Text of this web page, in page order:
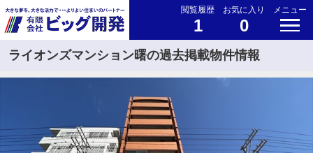
閲覧履歴
1
お気に入り
0
メニュー
ライオンズマンション曙の過去掲載物件情報